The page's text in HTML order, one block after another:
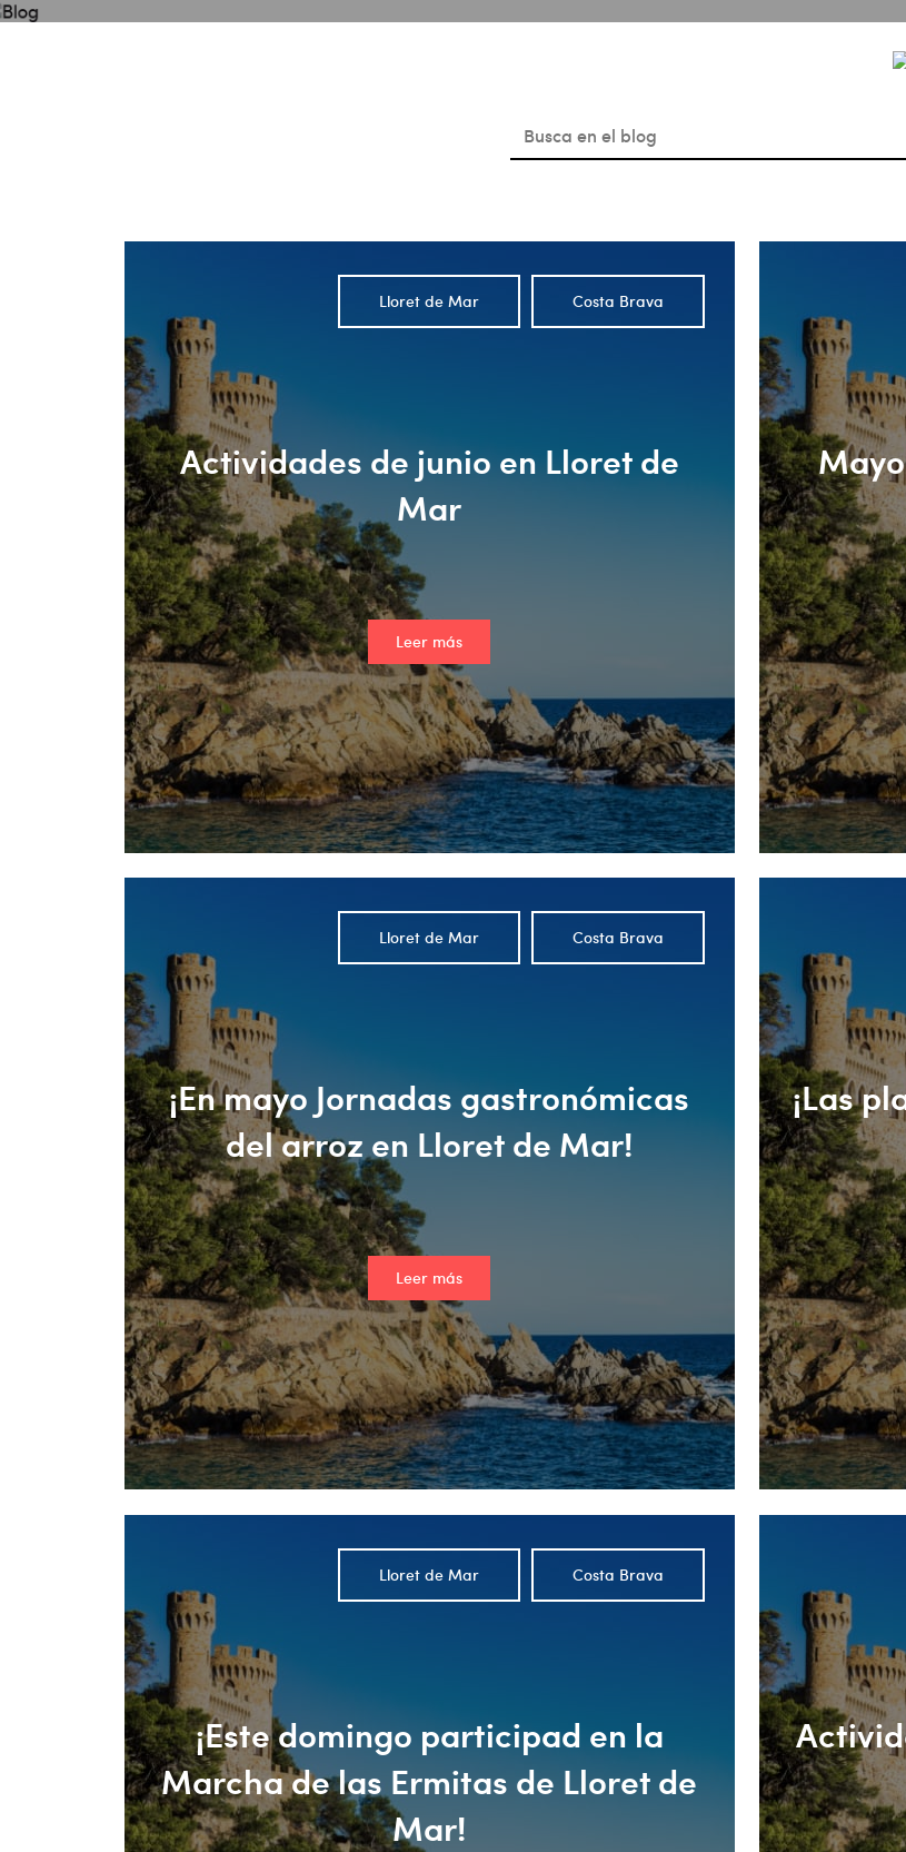
Blog
Esto es un campo de búsqueda con una función
Actividades de junio en Lloret de
Mar
Leer más
Costa Brava
Lloret de Mar
¡En mayo Jornadas gastronómicas
del arroz en Lloret de Mar!
Leer más
Costa Brava
Lloret de Mar
¡Las
¡Este domingo participad en la
Marcha de las Ermitas de Lloret de
Mar!
Costa Brava
Lloret de Mar